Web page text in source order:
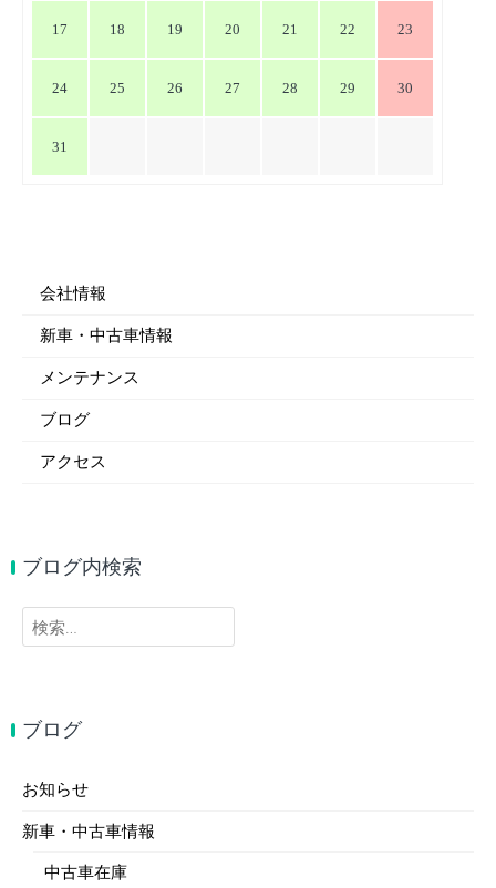
17 18 19 20 21 22 23
24 25 26 27 28 29 30
31
会社情報
新車・中古車情報
メンテナンス
ブログ
アクセス
ブログ内検索
検
索:
ブログ
お知らせ
新車・中古車情報
中古車在庫